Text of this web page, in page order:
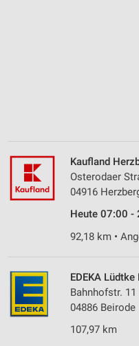
Kaufland
Osterodaer
04916
Heute 07:00 -
92,18 km •
EDEKA Lüdtke
Bahnhofstr. 11
04886 Beirode
107,97 km